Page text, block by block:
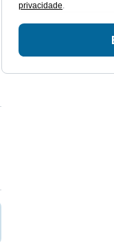
privacidade.